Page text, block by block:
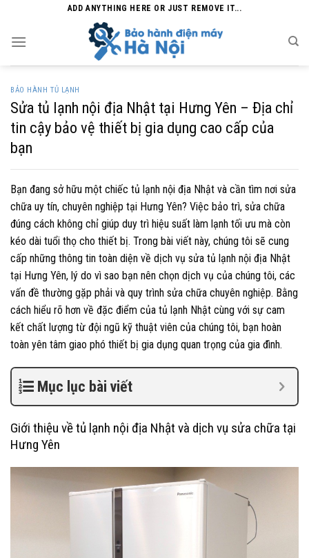
content
ADD ANYTHING HERE OR JUST REMOVE IT...
BẢO HÀNH TỦ LẠNH
Sửa tủ lạnh nội địa Nhật tại Hưng Yên – Địa chỉ
tin cậy bảo vệ thiết bị gia dụng cao cấp của
bạn
Bạn đang sở hữu một chiếc tủ lạnh nội địa Nhật và cần tìm nơi sửa
chữa uy tín, chuyên nghiệp tại Hưng Yên? Việc bảo trì, sửa chữa
đúng cách không chỉ giúp duy trì hiệu suất làm lạnh tối ưu mà còn
kéo dài tuổi thọ cho thiết bị. Trong bài viết này, chúng tôi sẽ cung
cấp những thông tin toàn diện về dịch vụ sửa tủ lạnh nội địa Nhật
tại Hưng Yên, lý do vì sao bạn nên chọn dịch vụ của chúng tôi, các
vấn đề thường gặp phải và quy trình sửa chữa chuyên nghiệp. Bằng
cách hiểu rõ hơn về đặc điểm của tủ lạnh Nhật cùng với sự cam
kết chất lượng từ đội ngũ kỹ thuật viên của chúng tôi, bạn hoàn
toàn yên tâm giao phó thiết bị gia dụng quan trọng của gia đình.
Mục lục bài viết
Giới thiệu về tủ lạnh nội địa Nhật và dịch vụ sửa chữa tại
Hưng Yên